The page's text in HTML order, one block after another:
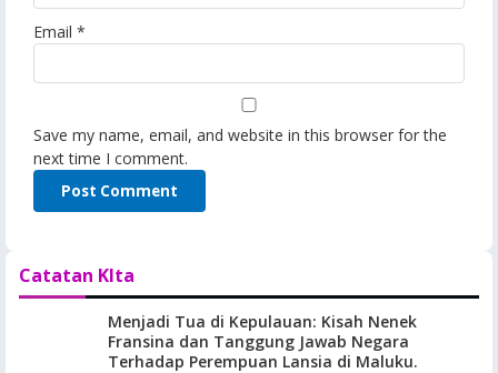
Email *
Save my name, email, and website in this browser for the
next time I comment.
Catatan KIta
Menjadi Tua di Kepulauan: Kisah Nenek
Fransina dan Tanggung Jawab Negara
Terhadap Perempuan Lansia di Maluku.